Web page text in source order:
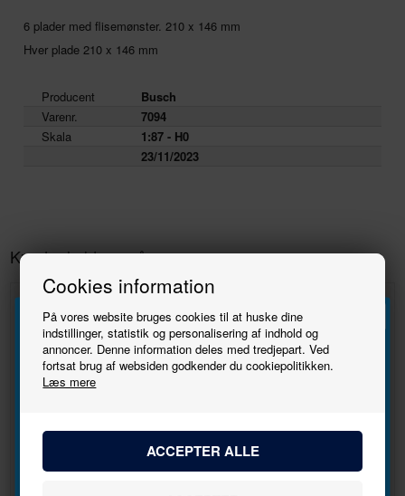
Cookies information
På vores website bruges cookies til at huske dine
indstillinger, statistik og personalisering af indhold og
annoncer. Denne information deles med tredjepart. Ved
fortsat brug af websiden godkender du cookiepolitikken.
Læs mere
6 plader med flisemønster. 210 x 146 mm
Hver plade 210 x 146 mm
Producent
Busch
Varenr.
7094
Skala
1:87 - H0
23/11/2023
Kunder købte også
Tilmeld
Bliv den første til at høre, når der kommer nye